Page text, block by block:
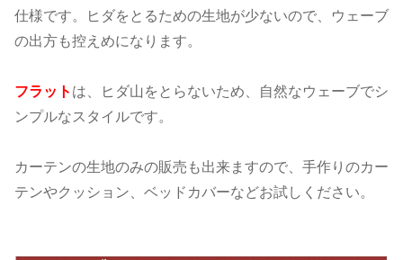
仕様です。ヒダをとるための生地が少ないので、ウェーブ
の出方も控えめになります。
フラット は、ヒダ山をとらないため、自然なウェーブでシ
ンプルなスタイルです。
カーテンの生地のみの販売も出来ますので、手作りのカー
テンやクッション、ベッドカバーなどお試しください。